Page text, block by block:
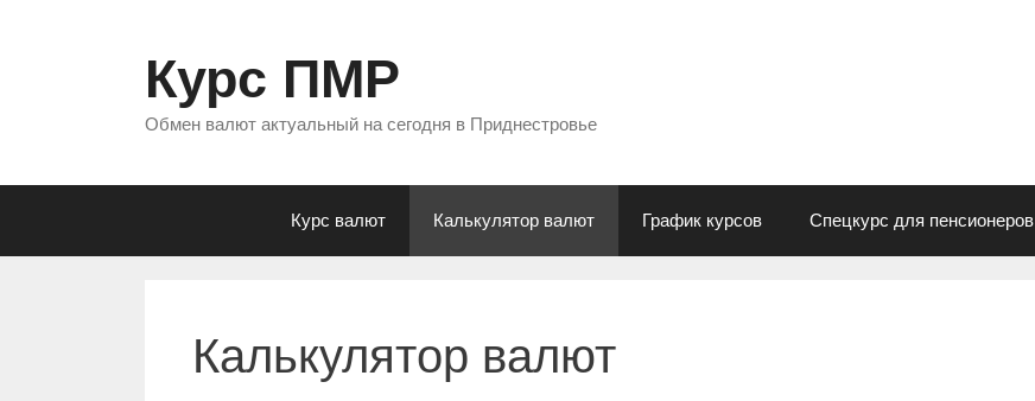
Курс ПМР
Обмен валют актуальный на сегодня в Приднестровье
Курс валют Калькулятор валют График курсов Спецкурс для пенсионеров
Калькулятор валют